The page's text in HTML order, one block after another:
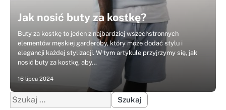
Jak nosić buty za kostkę?
Buty za kostkę to jeden z najbardziej wszechstronnych
elementów męskiej garderoby, który może dodać stylu i
elegancji każdej stylizacji. W tym artykule przyjrzymy się, jak
nosić buty za kostkę, aby…
16 lipca 2024
Szukaj: